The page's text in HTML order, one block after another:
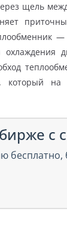
щель
который на
с